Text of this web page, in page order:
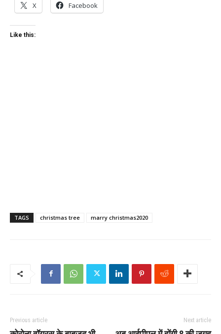
X Facebook
Like this:
TAGS christmas tree marry christmas2020
Previous article Next article